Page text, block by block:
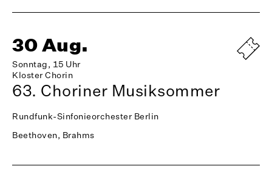
30 Aug.
Sonntag, 15 Uhr
Kloster Chorin
63. Choriner Musiksommer
Rundfunk-Sinfonieorchester Berlin
Beethoven, Brahms